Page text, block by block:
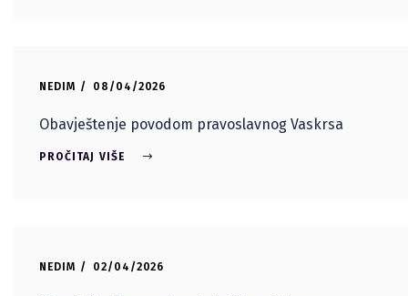
NEDIM 08/04/2026
Obavještenje povodom pravoslavnog Vaskrsa
PROČITAJ VIŠE
NEDIM 02/04/2026